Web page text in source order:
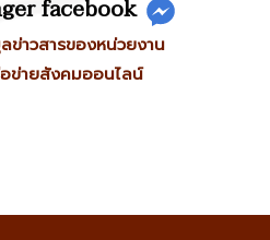
facebook
าวสารของหน่วยงาน
ข่ายสังคมออนไลน์